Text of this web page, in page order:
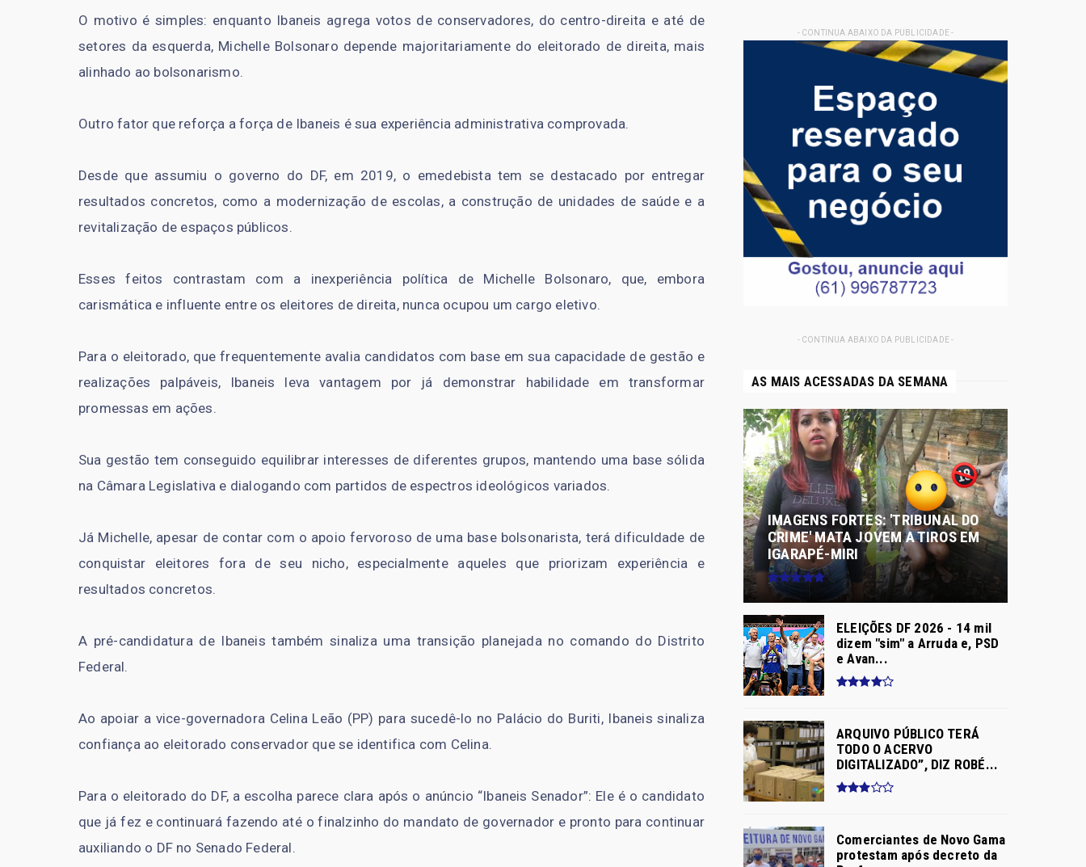
O motivo é simples: enquanto Ibaneis agrega votos de conservadores, do centro-direita e até de
setores da esquerda, Michelle Bolsonaro depende majoritariamente do eleitorado de direita, mais
alinhado ao bolsonarismo.
Outro fator que reforça a força de Ibaneis é sua experiência administrativa comprovada.
Desde que assumiu o governo do DF, em 2019, o emedebista tem se destacado por entregar
resultados concretos, como a modernização de escolas, a construção de unidades de saúde e a
revitalização de espaços públicos.
Esses feitos contrastam com a inexperiência política de Michelle Bolsonaro, que, embora
carismática e influente entre os eleitores de direita, nunca ocupou um cargo eletivo.
Para o eleitorado, que frequentemente avalia candidatos com base em sua capacidade de gestão e
realizações palpáveis, Ibaneis leva vantagem por já demonstrar habilidade em transformar
promessas em ações.
Sua gestão tem conseguido equilibrar interesses de diferentes grupos, mantendo uma base sólida
na Câmara Legislativa e dialogando com partidos de espectros ideológicos variados.
Já Michelle, apesar de contar com o apoio fervoroso de uma base bolsonarista, terá dificuldade de
conquistar eleitores fora de seu nicho, especialmente aqueles que priorizam experiência e
resultados concretos.
A pré-candidatura de Ibaneis também sinaliza uma transição planejada no comando do Distrito
Federal.
Ao apoiar a vice-governadora Celina Leão (PP) para sucedê-lo no Palácio do Buriti, Ibaneis sinaliza
confiança ao eleitorado conservador que se identifica com Celina.
Para o eleitorado do DF, a escolha parece clara após o anúncio “Ibaneis Senador”: Ele é o candidato
que já fez e continuará fazendo até o finalzinho do mandato de governador e pronto para continuar
auxiliando o DF no Senado Federal.
- CONTINUA ABAIXO DA PUBLICIDADE -
- CONTINUA ABAIXO DA PUBLICIDADE -
AS MAIS ACESSADAS DA SEMANA
IMAGENS FORTES: 'TRIBUNAL DO
CRIME' MATA JOVEM A TIROS EM
IGARAPÉ-MIRI
ELEIÇÕES DF 2026 - 14 mil
dizem "sim" a Arruda e, PSD
e Avan...
ARQUIVO PÚBLICO TERÁ
TODO O ACERVO
DIGITALIZADO”, DIZ ROBÉ...
Comerciantes de Novo Gama
protestam após decreto da